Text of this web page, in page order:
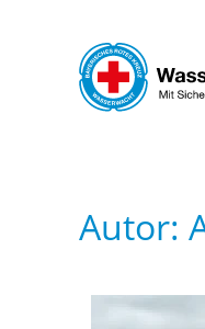
Skip to main content
Autor: